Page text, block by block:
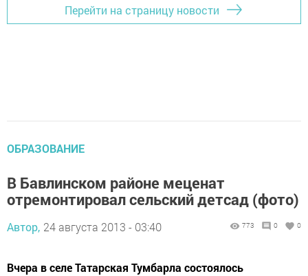
Перейти на страницу новости
ОБРАЗОВАНИЕ
В Бавлинском районе меценат
отремонтировал сельский детсад (фото)
Автор, 24 августа 2013 - 03:40 773 0 0
Вчера в селе Татарская Тумбарла состоялось